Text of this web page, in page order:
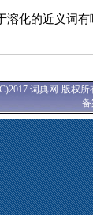
溶化的近义词
词典网·版权
备